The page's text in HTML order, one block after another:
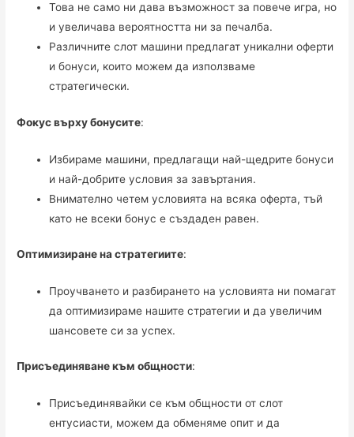
Това не само ни дава възможност за повече игра, но
и увеличава вероятността ни за печалба.
Различните слот машини предлагат уникални оферти
и бонуси, които можем да използваме
стратегически.
Фокус върху бонусите:
Избираме машини, предлагащи най-щедрите бонуси
и най-добрите условия за завъртания.
Внимателно четем условията на всяка оферта, тъй
като не всеки бонус е създаден равен.
Оптимизиране на стратегиите:
Проучването и разбирането на условията ни помагат
да оптимизираме нашите стратегии и да увеличим
шансовете си за успех.
Присъединяване към общности:
Присъединявайки се към общности от слот
ентусиасти, можем да обменяме опит и да